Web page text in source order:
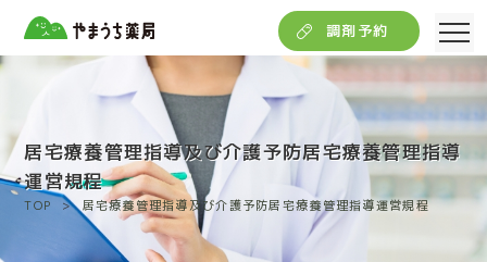
調剤予約
居宅療養管理指導及び介護予防居宅療養管理指導
運営規程
TOP 居宅療養管理指導及び介護予防居宅療養管理指導運営規程